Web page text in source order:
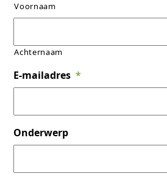
Voornaam
Achternaam
E-mailadres *
Onderwerp